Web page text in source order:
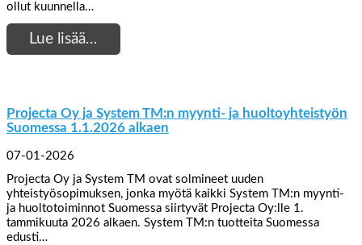
ollut kuunnella…
Lue lisää…
Projecta Oy ja System TM:n myynti- ja huoltoyhteistyön
Suomessa 1.1.2026 alkaen
07-01-2026
Projecta Oy ja System TM ovat solmineet uuden
yhteistyösopimuksen, jonka myötä kaikki System TM:n myynti-
ja huoltotoiminnot Suomessa siirtyvät Projecta Oy:lle 1.
tammikuuta 2026 alkaen. System TM:n tuotteita Suomessa
edusti…